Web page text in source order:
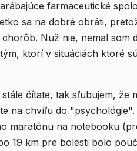
farmaceutické
sa na dobré obráti,
Nuž nie, nemal som
ktorí v situáciách ktoré
čítate, tak sľubujem, že
na chvíľu do
maratónu na notebooku
19 km pre bolesti bolo